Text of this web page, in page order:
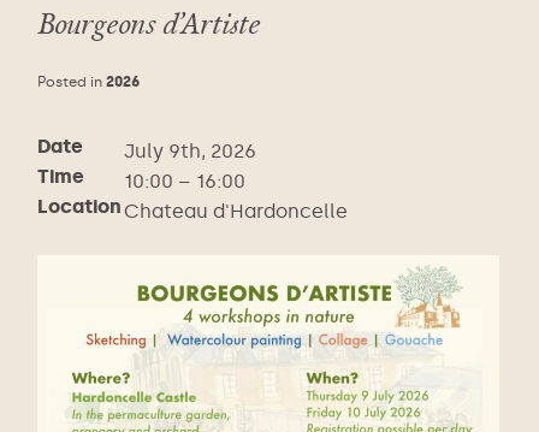
Bourgeons d’Artiste
Posted in 2026
Date
July 9th, 2026
Time
10:00 – 16:00
LocationChateau d'Hardoncelle